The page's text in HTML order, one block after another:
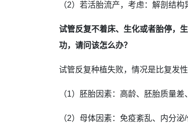
（2）若活胎流产，考虑：解剖结
试管反复不着床、生化或者胎停，
功，请问该怎么办？
试管反复种植失败，情况是比复发
（1）胚胎因素：高龄、胚胎质量
（2）母体因素：免疫紊乱、内分